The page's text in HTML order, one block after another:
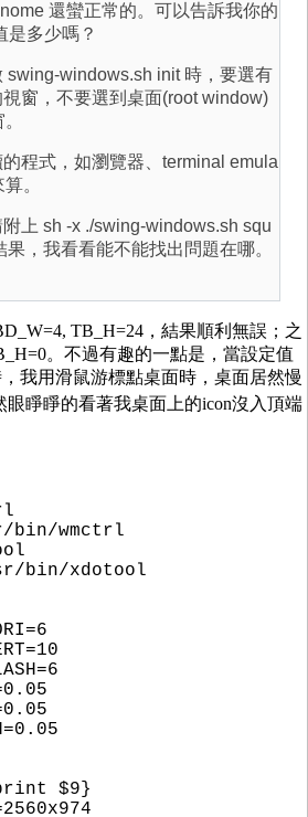
還蠻正常的。可以告訴我你的
是多少嗎？
swing-windows.sh init 時，要選有
視窗，不要選到桌面(root window)
程式，如瀏覽器、terminal emula
。
上 sh -x ./swing-windows.sh squ
，我看看能不能找出問題在哪。
TB_H=24，結果順利無誤；之
。不過有趣的一點是，當設定值
我用滑鼠游標點桌面時，桌面居然慢
眼睜睜的看著我桌面上的icon沒入頂端
bin/wmctrl
bin/xdotool
$9}